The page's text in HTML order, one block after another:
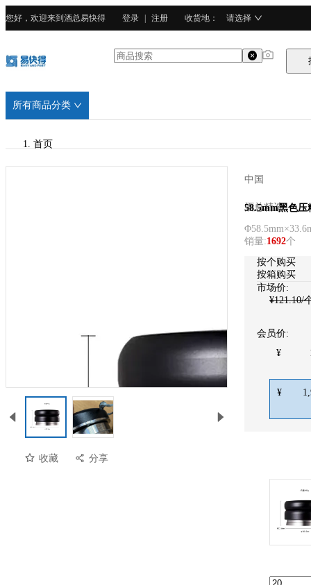
您好，欢迎来到酒总易快得 登录 注册 收货地 ： 请选择
所有商品分类
首页
收藏 分享
中国
酒总精选
58.5mm黑色压
销量:1692个
按个购买
按箱购买
市场价:
¥121.10/
会员价:
¥
¥